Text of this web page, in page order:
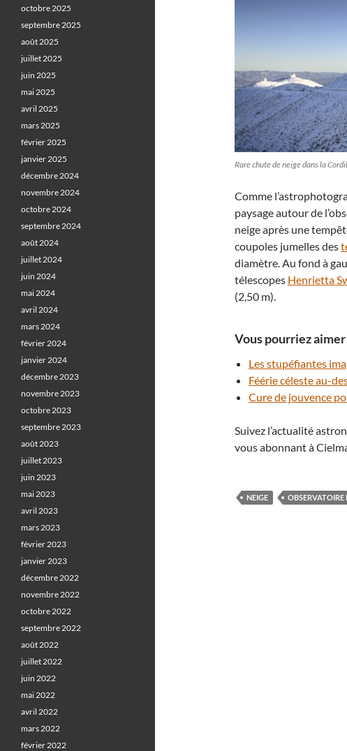
Rare chute de neige dans la
Comme
paysage autour de
neige après une
coupoles jumelles des
diamètre. Au fond à
télescopes Henrietta
(2,50 m).
Vous pourriez aimer
Les stupéfiantes
Féérie céleste au-
Cure de jouvence
Suivez l’actualité
vous abonnant à
NEIGE
octobre 2025
septembre 2025
août 2025
juillet 2025
juin 2025
mai 2025
avril 2025
mars 2025
février 2025
janvier 2025
décembre 2024
novembre 2024
octobre 2024
septembre 2024
août 2024
juillet 2024
juin 2024
mai 2024
avril 2024
mars 2024
février 2024
janvier 2024
décembre 2023
novembre 2023
octobre 2023
septembre 2023
août 2023
juillet 2023
juin 2023
mai 2023
avril 2023
mars 2023
février 2023
janvier 2023
décembre 2022
novembre 2022
octobre 2022
septembre 2022
août 2022
juillet 2022
juin 2022
mai 2022
avril 2022
mars 2022
février 2022